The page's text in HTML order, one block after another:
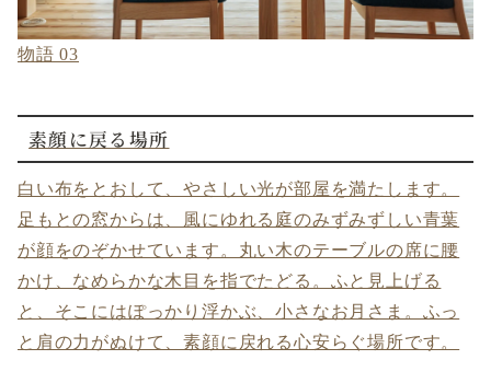
物語 03
素顔に戻る場所
白い布をとおして、やさしい光が部屋を満たします。
足もとの窓からは、風にゆれる庭のみずみずしい青葉
が顔をのぞかせています。丸い木のテーブルの席に腰
かけ、なめらかな木目を指でたどる。ふと見上げる
と、そこにはぽっかり浮かぶ、小さなお月さま。ふっ
と肩の力がぬけて、素顔に戻れる心安らぐ場所です。